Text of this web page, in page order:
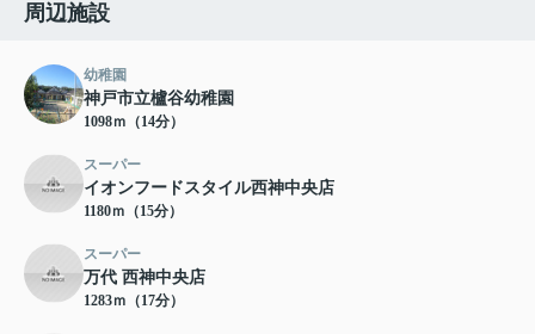
周辺施設
幼稚園
神戸市立櫨谷幼稚園
1098ｍ（14分）
スーパー
イオンフードスタイル西神中央店
1180ｍ（15分）
スーパー
万代 西神中央店
1283ｍ（17分）